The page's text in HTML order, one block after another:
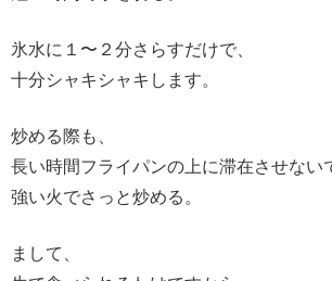
氷水に１〜２分さらすだけで、
十分シャキシャキします。
炒める際も、
長い時間フライパンの上に滞在させない
強い火でさっと炒める。
まして、